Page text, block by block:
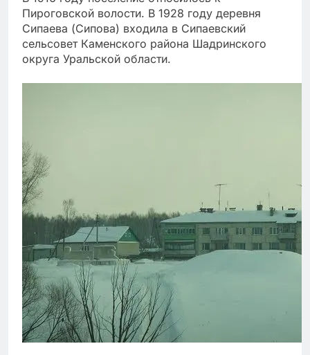
Пироговской волости. В 1928 году деревня
Сипаева (Сипова) входила в Сипаевский
сельсовет Каменского района Шадринского
округа Уральской области.